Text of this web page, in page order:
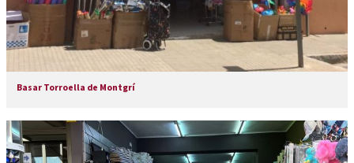
Basar Torroella de Montgrí